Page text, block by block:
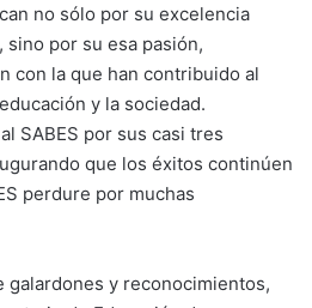
no sólo por su excelencia
por su esa pasión,
con la que han contribuido al
y la sociedad.
SABES por sus casi tres
que los éxitos continúen
perdure por muchas
galardones y reconocimientos,